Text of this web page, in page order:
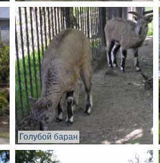
Голубой баран